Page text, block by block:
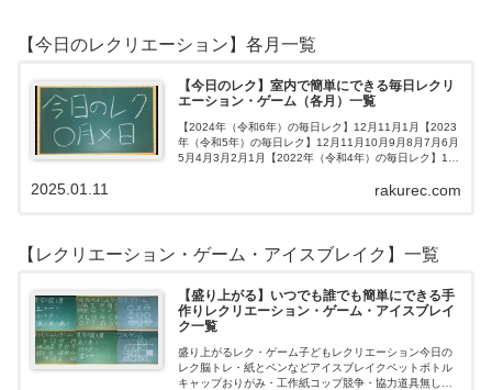
【今日のレクリエーション】各月一覧
【今日のレク】室内で簡単にできる毎日レクリ
エーション・ゲーム（各月）一覧
【2024年（令和6年）の毎日レク】12月11月1月【2023
年（令和5年）の毎日レク】12月11月10月9月8月7月6月
5月4月3月2月1月【2022年（令和4年）の毎日レク】12
rakurec.com
2025.01.11
【レクリエーション・ゲーム・アイスブレイク】一覧
【盛り上がる】いつでも誰でも簡単にできる手
作りレクリエーション・ゲーム・アイスブレイ
ク一覧
盛り上がるレク・ゲーム子どもレクリエーション今日の
レク脳トレ・紙とペンなどアイスブレイクペットボトル
キャップおりがみ・工作紙コップ競争・協力道具無し・